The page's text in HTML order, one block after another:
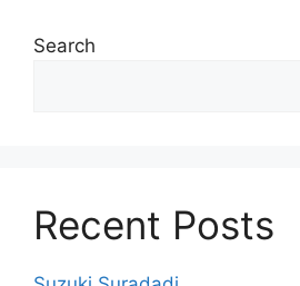
Search
Recent Posts